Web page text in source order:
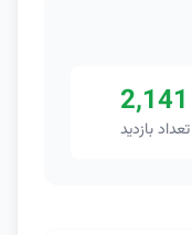
2,141
تعداد بازدید